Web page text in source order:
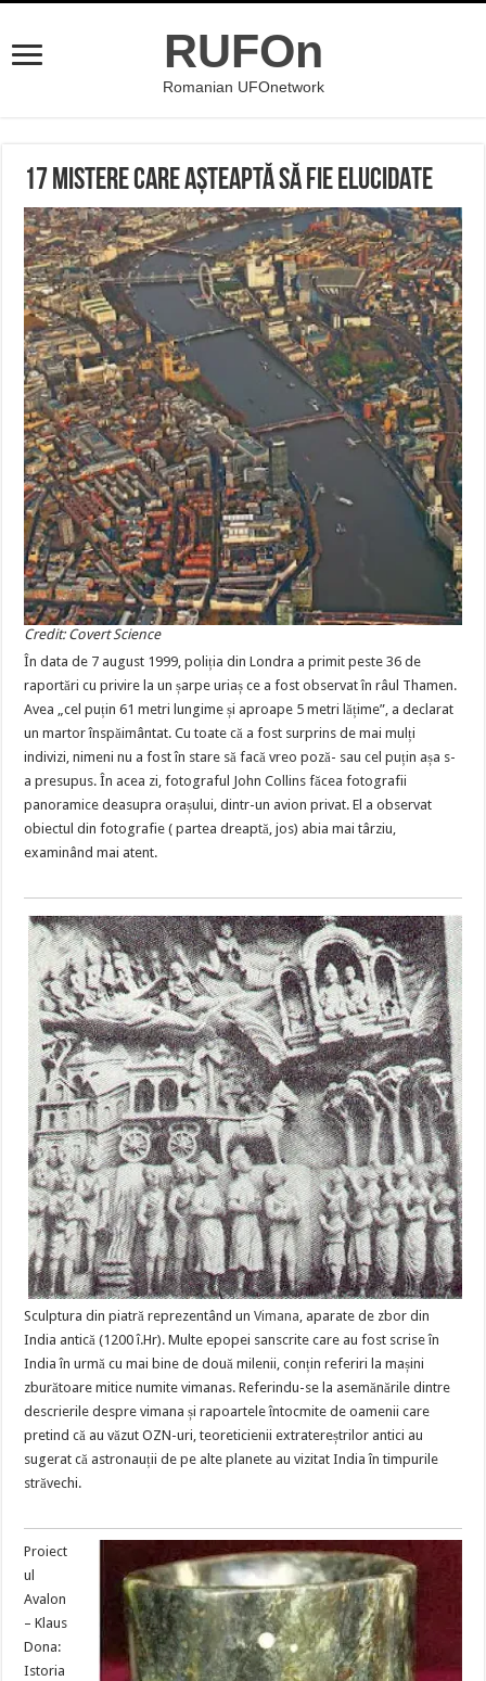
RUFOn
Romanian UFOnetwork
17 MISTERE CARE AȘTEAPTĂ SĂ FIE ELUCIDATE
Credit: Covert Science
În data de 7 august 1999, poliția din Londra a primit peste 36 de
raportări cu privire la un șarpe uriaș ce a fost observat în râul Thamen.
Avea „cel puțin 61 metri lungime și aproape 5 metri lățime”, a declarat
un martor înspăimântat. Cu toate că a fost surprins de mai mulți
indivizi, nimeni nu a fost în stare să facă vreo poză- sau cel puțin așa s-
a presupus. În acea zi, fotograful John Collins făcea fotografii
panoramice deasupra orașului, dintr-un avion privat. El a observat
obiectul din fotografie ( partea dreaptă, jos) abia mai târziu,
examinând mai atent.
Sculptura din piatră reprezentând unVimana, aparate de zbor din
India antică (1200 î.Hr). Multe epopei sanscrite care au fost scrise în
India în urmă cu mai bine de două milenii, conțin referiri la mașini
zburătoare mitice numite vimanas. Referindu-se la asemănările dintre
descrierile despre vimana și rapoartele întocmite de oamenii care
pretind că au văzut OZN-uri, teoreticienii extratereștrilor antici au
sugerat că astronauții de pe alte planete au vizitat India în timpurile
străvechi.
Proiect
ul
Avalon
– Klaus
Dona:
Istoria